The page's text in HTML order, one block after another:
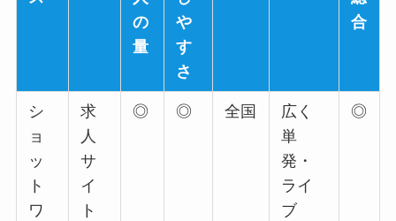
の
量
や
す
さ
合
シ
ョ
ッ
ト
ワ
求
人
サ
イ
ト
◎ ◎ 全国
広く
単
発・
ライ
ブ
◎